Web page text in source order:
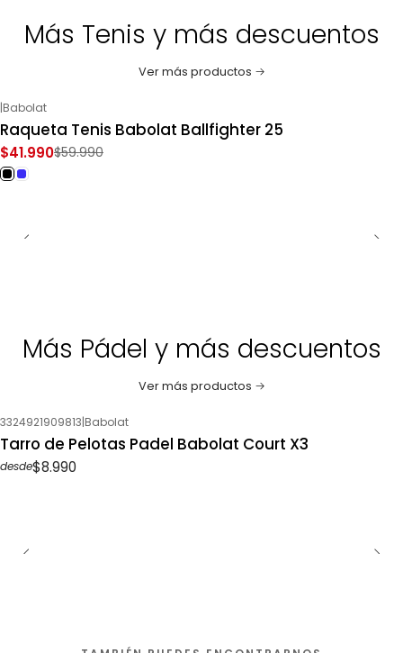
Más Tenis y más descuentos
Ver más productos
-30%OFF
|Babolat
Raqueta Tenis Babolat Ballfighter 25
$41.990$59.990
Más Pádel y más descuentos
Ver más productos
3324921909813|Babolat
Tarro de Pelotas Padel Babolat Court X3
desde$8.990